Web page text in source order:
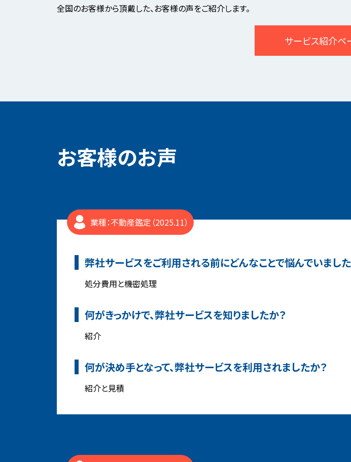
全国のお客様から頂戴した、お客様の声をご紹介します。
サービス紹介ペ
お客様のお声
業種：不動産鑑定（2025.11）
弊社サービスをご利用される前にどんなことで悩んでいまし
処分費用と機密処理
何がきっかけで、弊社サービスを知りましたか？
紹介
何が決め手となって、弊社サービスを利用されましたか？
紹介と見積